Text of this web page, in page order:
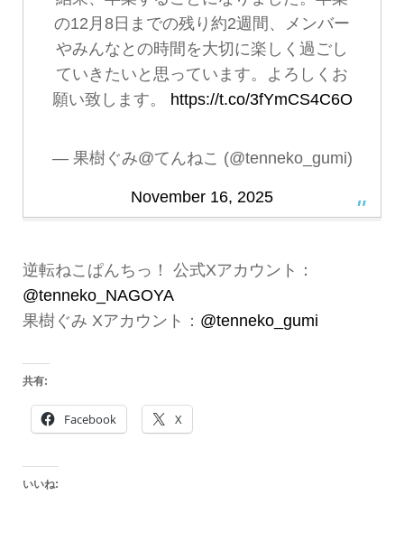
の12月8日までの残り約2週間、メンバー
やみんなとの時間を大切に楽しく過ごし
ていきたいと思っています。よろしくお
願い致します。 https://t.co/3fYmCS4C6O
— 果樹ぐみ@てんねこ (@tenneko_gumi)
November 16, 2025
逆転ねこぱんちっ！ 公式Xアカウント：
@tenneko_NAGOYA
果樹ぐみ Xアカウント： @tenneko_gumi
共有:
Facebook X
いいね: